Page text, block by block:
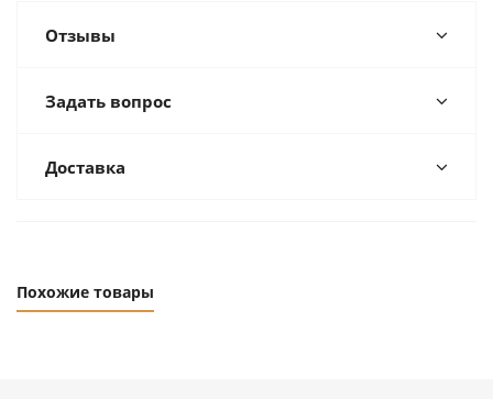
Отзывы
Задать вопрос
Доставка
Похожие товары